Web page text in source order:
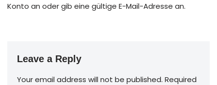
Konto an oder gib eine gültige E-Mail-Adresse an.
Leave a Reply
Your email address will not be published. Required